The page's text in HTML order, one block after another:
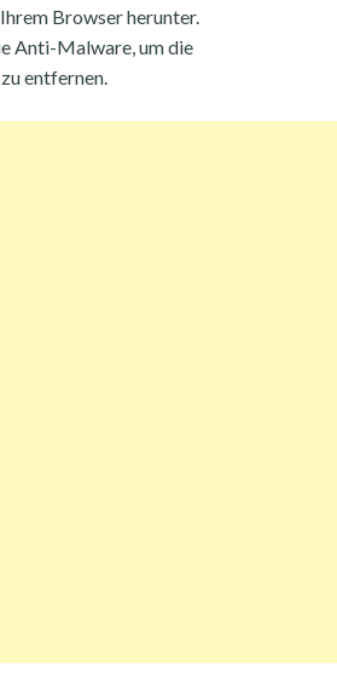
Browser herunter.
Anti-Malware, um die
entfernen.